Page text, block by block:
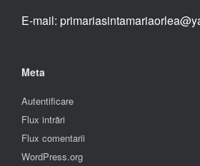
E-mail:
Meta
Autentificare
Flux intrări
Flux comentarii
WordPress.org